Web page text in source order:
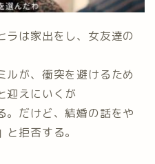
ラは家出をし、女友達の
ルが、衝突を避けるため
迎えにいくが
。だけど、結婚の話をや
拒否する。